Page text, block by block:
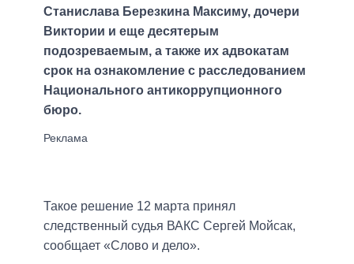
Станислава Березкина Максиму, дочери
Виктории и еще десятерым
подозреваемым, а также их адвокатам
срок на ознакомление с расследованием
Национального антикоррупционного
бюро.
Такое решение 12 марта принял
следственный судья ВАКС Сергей Мойсак,
сообщает «Слово и дело».